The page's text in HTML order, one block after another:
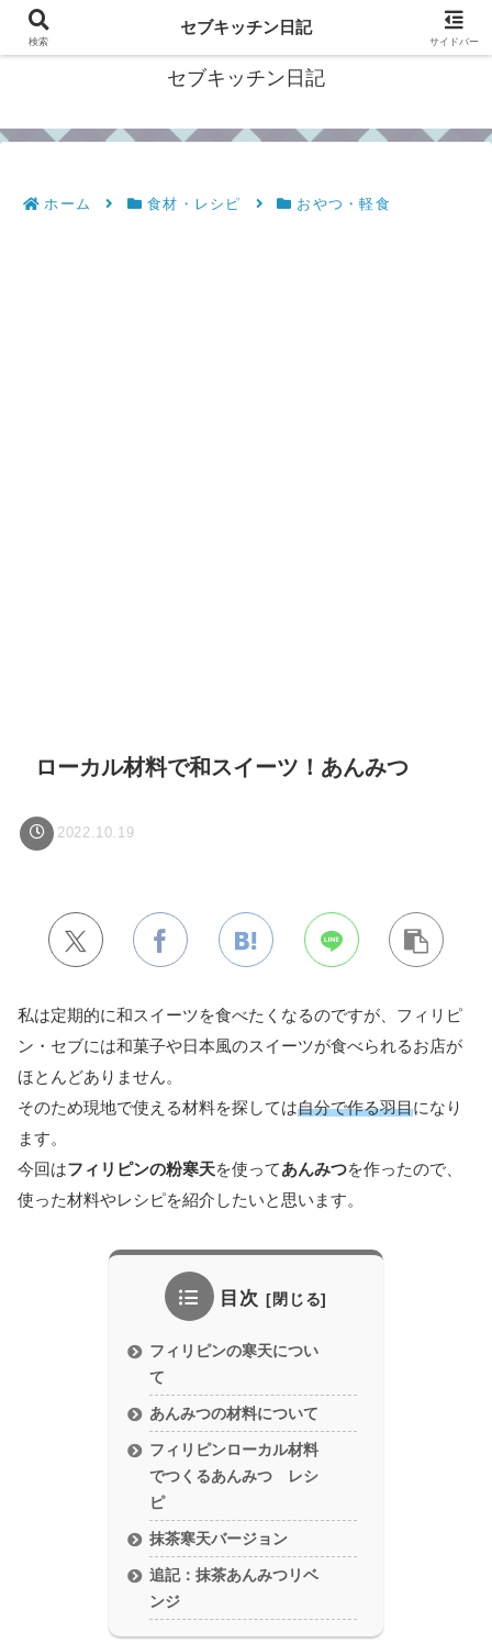
フィリピン・セブの移住情報やおすすめ食材・レシピを発信
セブキッチン日記
ホーム 食材・レシピ おやつ・軽食
ローカル材料で和スイーツ！あんみつ
2022.10.19
私は定期的に和スイーツを食べたくなるのですが、フィリピ
ン・セブには和菓子や日本風のスイーツが食べられるお店が
ほとんどありません。
そのため現地で使える材料を探しては自分で作る羽目になり
ます。
今回はフィリピンの粉寒天を使ってあんみつを作ったので、
使った材料やレシピを紹介したいと思います。
目次
フィリピンの寒天につい
て
あんみつの材料について
フィリピンローカル材料
でつくるあんみつ レシ
ピ
抹茶寒天バージョン
追記：抹茶あんみつリベ
ンジ
検索
セブキッチン日記
サイドバー